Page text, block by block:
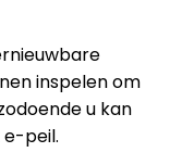
inspelen om
u kan
e-peil.